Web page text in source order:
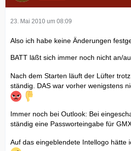
23. Mai 2010 um 08:09
Also ich habe keine Änderungen
BATT läßt sich immer noch nicht an/
Nach dem Starten läuft der Lüfter
ständig. DAS war vorher wenigstens
Immer noch bei Outlook: Bei
ständig eine Passworteingabe für
Auf das eingeblendete Intellogo hätte